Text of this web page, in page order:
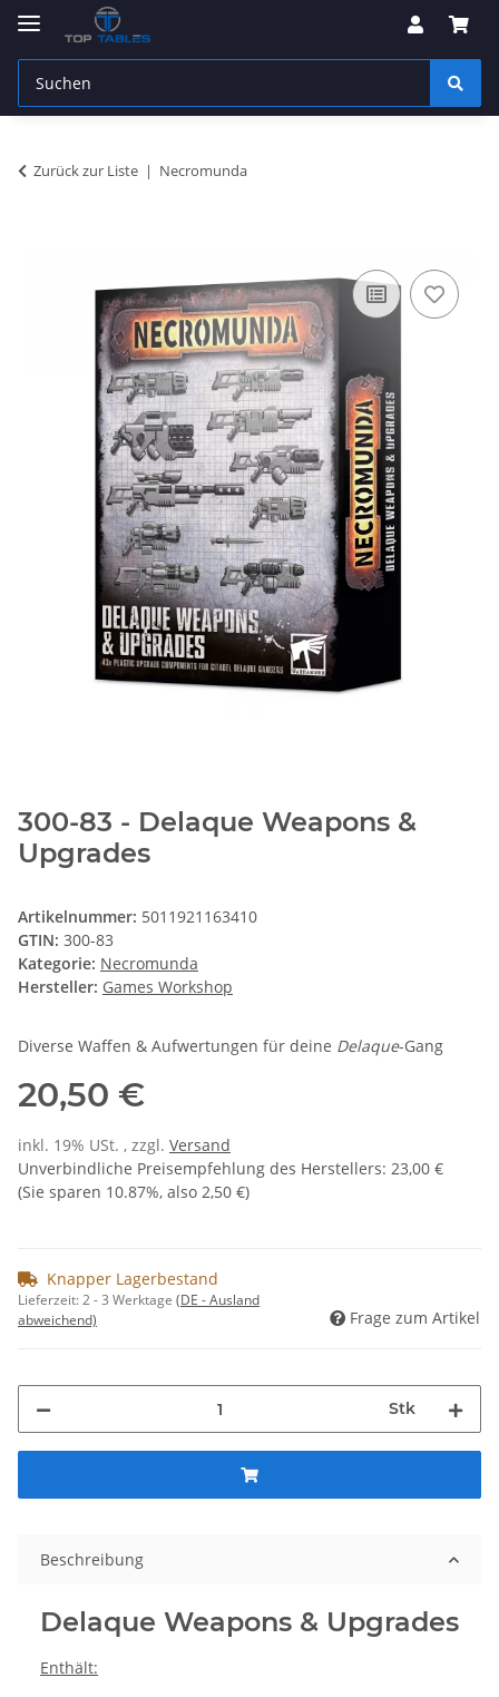
Zurück zur Liste Necromunda
300-83 - Delaque Weapons &
Upgrades
Artikelnummer: 5011921163410
GTIN: 300-83
Kategorie: Necromunda
Hersteller: Games Workshop
Diverse Waffen & Aufwertungen für deine Delaque-Gang
20,50 €
inkl. 19% USt. , zzgl. Versand
Unverbindliche Preisempfehlung des Herstellers: 23,00 €
(Sie sparen 10.87%, also 2,50 €)
Knapper Lagerbestand
Lieferzeit:2 - 3 Werktage (DE - Ausland
abweichend)
Frage zum Artikel
Stk
Beschreibung
Delaque Weapons & Upgrades
Enthält: